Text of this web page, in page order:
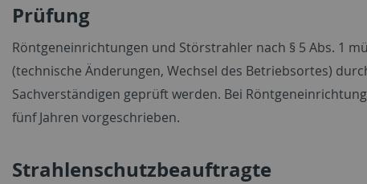
Prüfung
Röntgeneinrichtungen und Störstrahler nach § 5 Abs. 1
(technische Änderungen, Wechsel des Betriebsortes)
Sachverständigen geprüft werden. Bei
fünf Jahren vorgeschrieben.
Strahlenschutzbeauftragte